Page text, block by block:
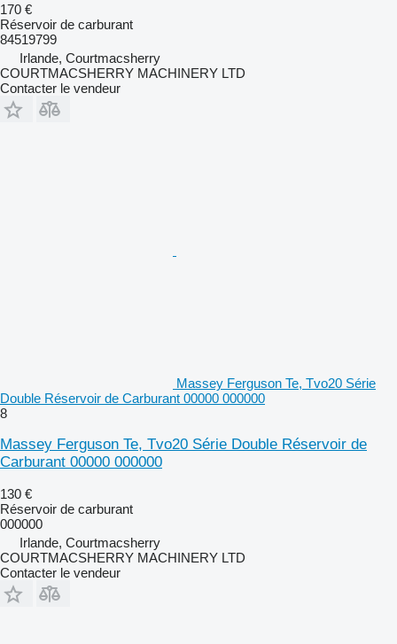
170 €
Réservoir de carburant
84519799
Irlande, Courtmacsherry
COURTMACSHERRY MACHINERY LTD
Contacter le vendeur
Massey Ferguson Te, Tvo20 Série
Double Réservoir de Carburant 00000 000000
8
Massey Ferguson Te, Tvo20 Série Double Réservoir de
Carburant 00000 000000
130 €
Réservoir de carburant
000000
Irlande, Courtmacsherry
COURTMACSHERRY MACHINERY LTD
Contacter le vendeur